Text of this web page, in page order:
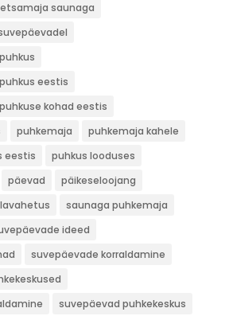
saunaga
eestis
kohad eestis
puhkemaja
puhkemaja kahele
eestis
puhkus looduses
päevad
päikeseloojang
saunaga puhkemaja
ideed
suvepäevade korraldamine
suvepäevad puhkekeskus